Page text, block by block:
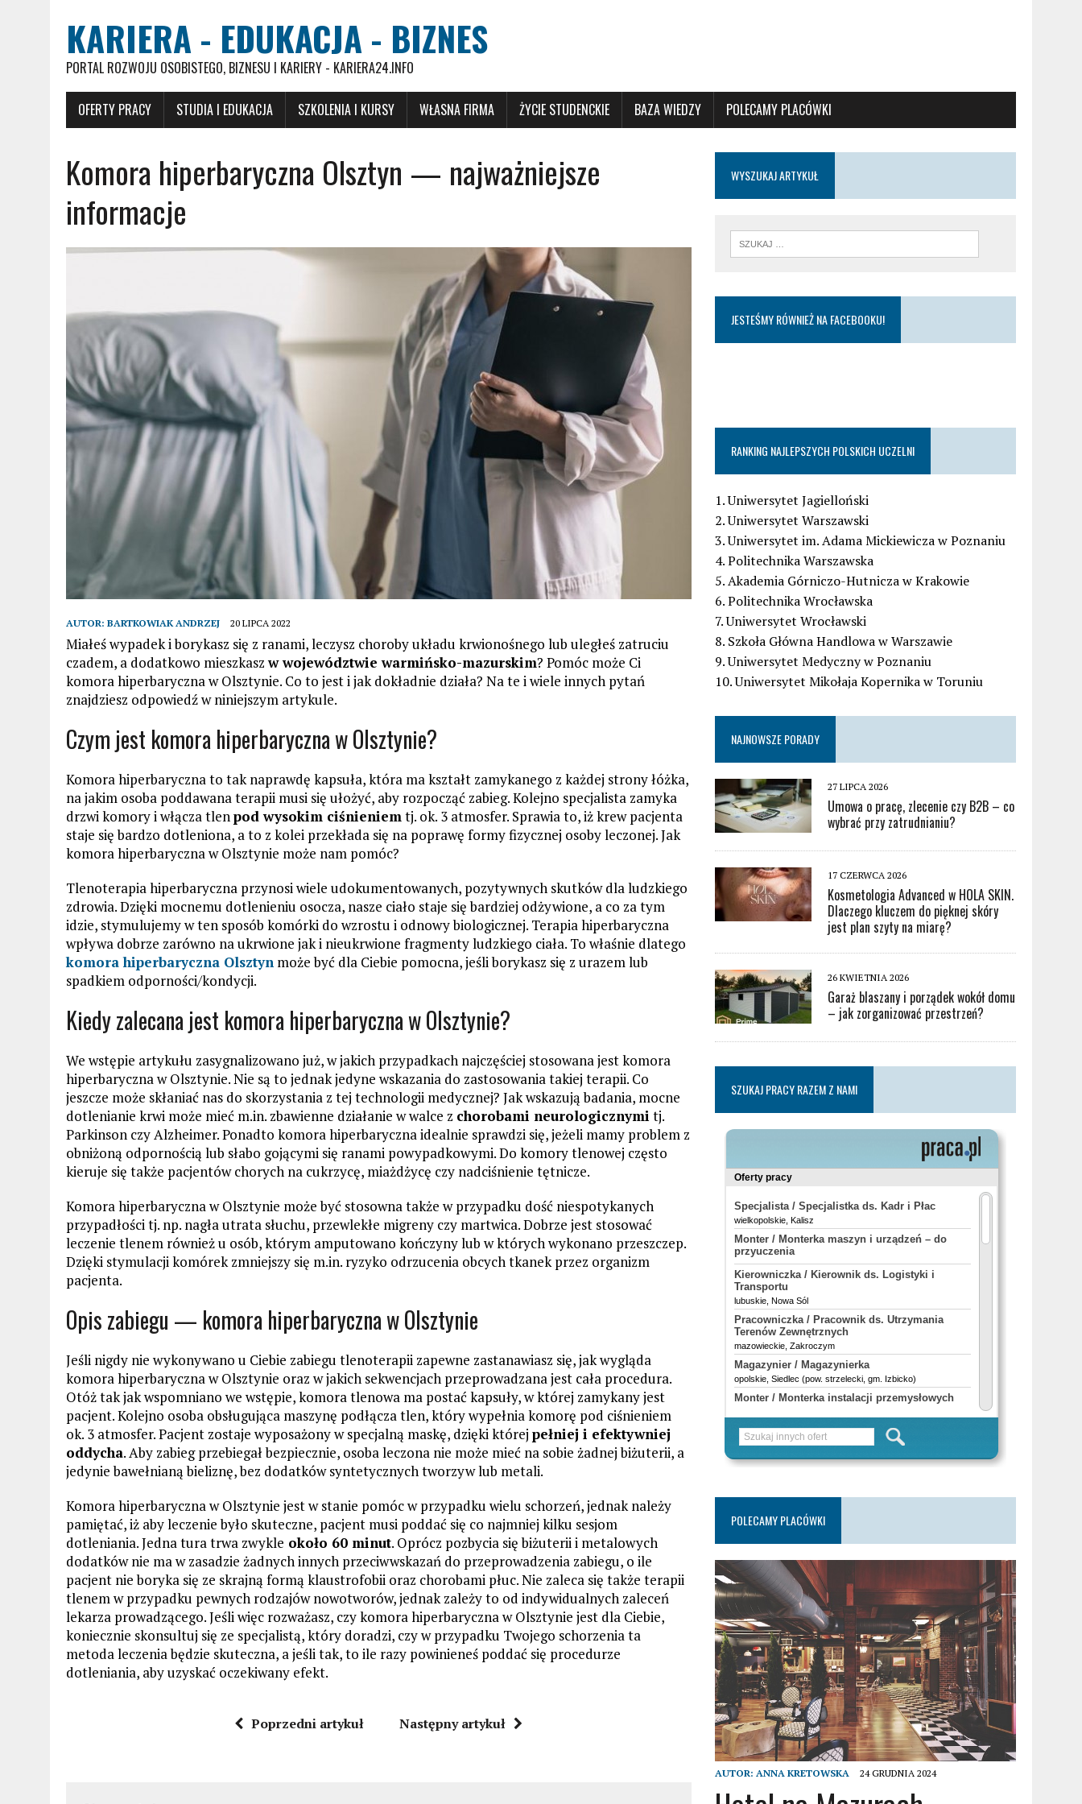
KARIERA - EDUKACJA - BIZNES
PORTAL ROZWOJU OSOBISTEGO, BIZNESU I KARIERY - KARIERA24.INFO
OFERTY PRACY STUDIA I EDUKACJA SZKOLENIA I KURSY WŁASNA FIRMA ŻYCIE STUDENCKIE BAZA WIEDZY POLECAMY PLACÓWKI
Komora hiperbaryczna Olsztyn — najważniejsze
informacje
AUTOR: BARTKOWIAK ANDRZEJ 20 LIPCA 2022
Miałeś wypadek i borykasz się z ranami, leczysz choroby układu krwionośnego lub uległeś zatruciu
czadem, a dodatkowo mieszkaszw województwie warmińsko-mazurskim? Pomóc może Ci
komora hiperbaryczna w Olsztynie. Co to jest i jak dokładnie działa? Na te i wiele innych pytań
znajdziesz odpowiedź w niniejszym artykule.
Czym jest komora hiperbaryczna w Olsztynie?
Komora hiperbaryczna to tak naprawdę kapsuła, która ma kształt zamykanego z każdej strony łóżka,
na jakim osoba poddawana terapii musi się ułożyć, aby rozpocząć zabieg. Kolejno specjalista zamyka
drzwi komory i włącza tlenpod wysokim ciśnieniemtj. ok. 3 atmosfer. Sprawia to, iż krew pacjenta
staje się bardzo dotleniona, a to z kolei przekłada się na poprawę formy fizycznej osoby leczonej. Jak
komora hiperbaryczna w Olsztynie może nam pomóc?
Tlenoterapia hiperbaryczna przynosi wiele udokumentowanych, pozytywnych skutków dla ludzkiego
zdrowia. Dzięki mocnemu dotlenieniu osocza, nasze ciało staje się bardziej odżywione, a co za tym
idzie, stymulujemy w ten sposób komórki do wzrostu i odnowy biologicznej. Terapia hiperbaryczna
wpływa dobrze zarówno na ukrwione jak i nieukrwione fragmenty ludzkiego ciała. To właśnie dlatego
komora hiperbaryczna Olsztyn może być dla Ciebie pomocna, jeśli borykasz się z urazem lub
spadkiem odporności/kondycji.
Kiedy zalecana jest komora hiperbaryczna w Olsztynie?
We wstępie artykułu zasygnalizowano już, w jakich przypadkach najczęściej stosowana jest komora
hiperbaryczna w Olsztynie. Nie są to jednak jedyne wskazania do zastosowania takiej terapii. Co
jeszcze może skłaniać nas do skorzystania z tej technologii medycznej? Jak wskazują badania, mocne
dotlenianie krwi może mieć m.in. zbawienne działanie w walce z chorobami neurologicznymi tj.
Parkinson czy Alzheimer. Ponadto komora hiperbaryczna idealnie sprawdzi się, jeżeli mamy problem z
obniżoną odpornością lub słabo gojącymi się ranami powypadkowymi. Do komory tlenowej często
kieruje się także pacjentów chorych na cukrzycę, miażdżycę czy nadciśnienie tętnicze.
Komora hiperbaryczna w Olsztynie może być stosowna także w przypadku dość niespotykanych
przypadłości tj. np. nagła utrata słuchu, przewlekłe migreny czy martwica. Dobrze jest stosować
leczenie tlenem również u osób, którym amputowano kończyny lub w których wykonano przeszczep.
Dzięki stymulacji komórek zmniejszy się m.in. ryzyko odrzucenia obcych tkanek przez organizm
pacjenta.
Opis zabiegu — komora hiperbaryczna w Olsztynie
Jeśli nigdy nie wykonywano u Ciebie zabiegu tlenoterapii zapewne zastanawiasz się, jak wygląda
komora hiperbaryczna w Olsztynie oraz w jakich sekwencjach przeprowadzana jest cała procedura.
Otóż tak jak wspomniano we wstępie, komora tlenowa ma postać kapsuły, w której zamykany jest
pacjent. Kolejno osoba obsługująca maszynę podłącza tlen, który wypełnia komorę pod ciśnieniem
ok. 3 atmosfer. Pacjent zostaje wyposażony w specjalną maskę, dzięki której pełniej i efektywniej
oddycha. Aby zabieg przebiegał bezpiecznie, osoba leczona nie może mieć na sobie żadnej biżuterii, a
jedynie bawełnianą bieliznę, bez dodatków syntetycznych tworzyw lub metali.
Komora hiperbaryczna w Olsztynie jest w stanie pomóc w przypadku wielu schorzeń, jednak należy
pamiętać, iż aby leczenie było skuteczne, pacjent musi poddać się co najmniej kilku sesjom
dotleniania. Jedna tura trwa zwykle około 60 minut. Oprócz pozbycia się biżuterii i metalowych
dodatków nie ma w zasadzie żadnych innych przeciwwskazań do przeprowadzenia zabiegu, o ile
pacjent nie boryka się ze skrajną formą klaustrofobii oraz chorobami płuc. Nie zaleca się także terapii
tlenem w przypadku pewnych rodzajów nowotworów, jednak zależy to od indywidualnych zaleceń
lekarza prowadzącego. Jeśli więc rozważasz, czy komora hiperbaryczna w Olsztynie jest dla Ciebie,
koniecznie skonsultuj się ze specjalistą, który doradzi, czy w przypadku Twojego schorzenia ta
metoda leczenia będzie skuteczna, a jeśli tak, to ile razy powinieneś poddać się procedurze
dotleniania, aby uzyskać oczekiwany efekt.
Poprzedni artykuł Następny artykuł
WYSZUKAJ ARTYKUŁ
JESTEŚMY RÓWNIEŻ NA FACEBOOKU!
RANKING NAJLEPSZYCH POLSKICH UCZELNI
1. Uniwersytet Jagielloński
2. Uniwersytet Warszawski
3. Uniwersytet im. Adama Mickiewicza w Poznaniu
4. Politechnika Warszawska
5. Akademia Górniczo-Hutnicza w Krakowie
6. Politechnika Wrocławska
7. Uniwersytet Wrocławski
8. Szkoła Główna Handlowa w Warszawie
9. Uniwersytet Medyczny w Poznaniu
10. Uniwersytet Mikołaja Kopernika w Toruniu
NAJNOWSZE PORADY
27 LIPCA 2026
Umowa o pracę, zlecenie czy B2B – co
wybrać przy zatrudnianiu?
17 CZERWCA 2026
Kosmetologia Advanced w HOLA SKIN.
Dlaczego kluczem do pięknej skóry
jest plan szyty na miarę?
26 KWIETNIA 2026
Garaż blaszany i porządek wokół domu
– jak zorganizować przestrzeń?
SZUKAJ PRACY RAZEM Z NAMI
POLECAMY PLACÓWKI
AUTOR: ANNA KRETOWSKA 24 GRUDNIA 2024